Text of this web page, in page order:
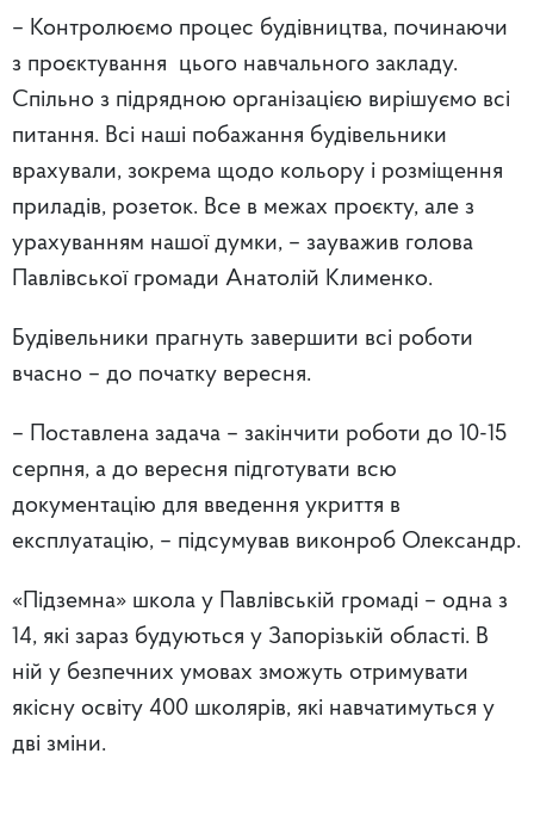
– Контролюємо процес будівництва, починаючи
з проєктування цього навчального закладу.
Спільно з підрядною організацією вирішуємо всі
питання. Всі наші побажання будівельники
врахували, зокрема щодо кольору і розміщення
приладів, розеток. Все в межах проєкту, але з
урахуванням нашої думки, – зауважив голова
Павлівської громади Анатолій Клименко.
Будівельники прагнуть завершити всі роботи
вчасно – до початку вересня.
– Поставлена задача – закінчити роботи до 10-15
серпня, а до вересня підготувати всю
документацію для введення укриття в
експлуатацію, – підсумував виконроб Олександр.
«Підземна» школа у Павлівській громаді – одна з
14, які зараз будуються у Запорізькій області. В
ній у безпечних умовах зможуть отримувати
якісну освіту 400 школярів, які навчатимуться у
дві зміни.